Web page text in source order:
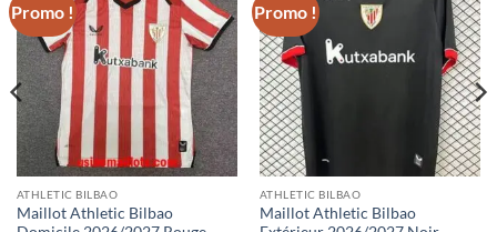
Promo !
ATHLETIC BILBAO
Maillot Athletic Bilbao
Promo !
ATHLETIC BILBAO
Maillot Athletic Bilbao